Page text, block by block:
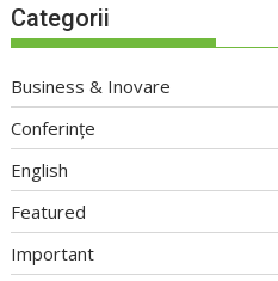
Categorii
Business & Inovare
Conferințe
English
Featured
Important